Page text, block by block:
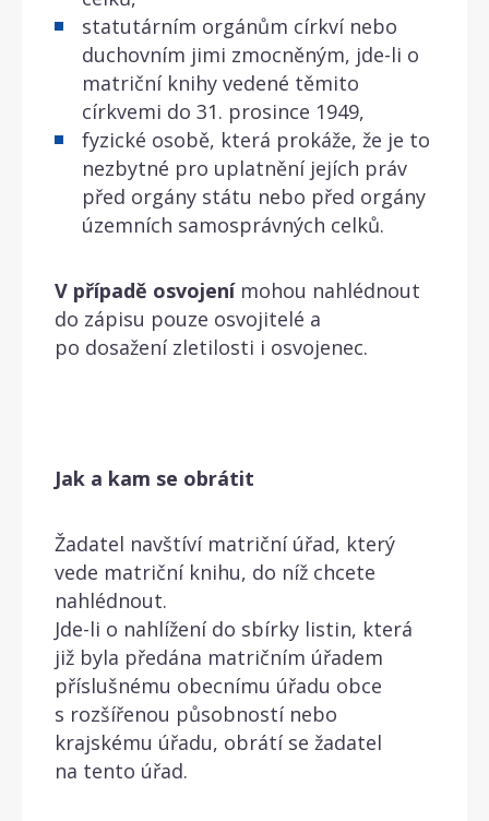
statutárním orgánům církví nebo
duchovním jimi zmocněným, jde-li o
matriční knihy vedené těmito
církvemi do 31. prosince 1949,
fyzické osobě, která prokáže, že je to
nezbytné pro uplatnění jejích práv
před orgány státu nebo před orgány
územních samosprávných celků.
V případě osvojenímohou nahlédnout
do zápisu pouze osvojitelé a
po dosažení zletilosti i osvojenec.
Jak a kam se obrátit
Žadatel navštíví matriční úřad, který
vede matriční knihu, do níž chcete
nahlédnout.
Jde-li o nahlížení do sbírky listin, která
již byla předána matričním úřadem
příslušnému obecnímu úřadu obce
s rozšířenou působností nebo
krajskému úřadu, obrátí se žadatel
na tento úřad.